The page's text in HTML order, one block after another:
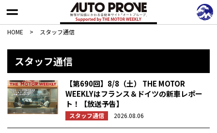
HOME > スタッフ通信
スタッフ通信
【第690回】8/8（土） THE MOTOR
WEEKLYはフランス＆ドイツの新車レポー
ト！【放送予告】
スタッフ通信 2026.08.06